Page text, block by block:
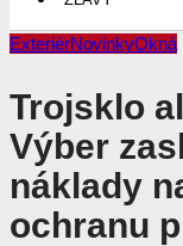
ExteriérNovinkyOkná
Trojsklo
Výber
náklady
ochranu